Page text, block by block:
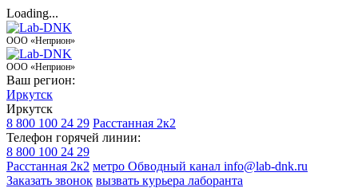
Loading...
ООО «Неприон»
ООО «Неприон»
Ваш регион:
Иркутск
Иркутск
8 800 100 24 29 Расстанная 2к2
Телефон горячей линии:
8 800 100 24 29
Расстанная 2к2 метро Обводный канал info@lab-dnk.ru
Заказать звонок вызвать курьера лаборанта